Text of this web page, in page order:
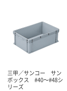
三甲／サンコー サン
ボックス #40～#48シ
リーズ